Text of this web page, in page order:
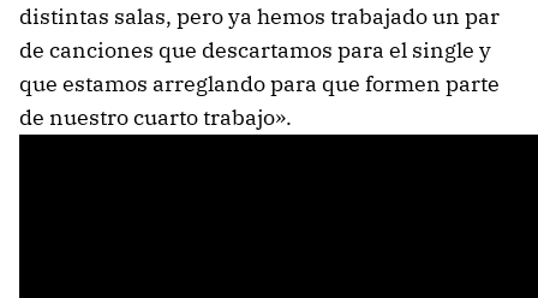
distintas salas, pero ya hemos trabajado un par
de canciones que descartamos para el single y
que estamos arreglando para que formen parte
de nuestro cuarto trabajo».